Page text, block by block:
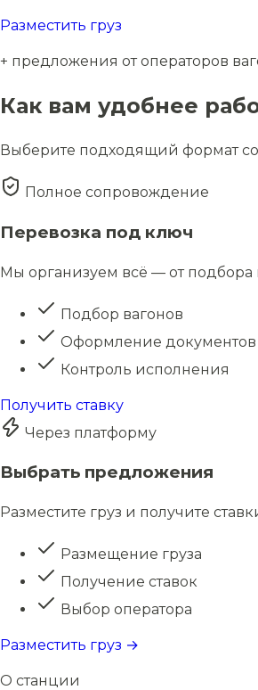
Разместить груз
+ предложения от операторов
Как вам удобнее
Выберите подходящий формат
Полное сопровождение
Перевозка под ключ
Мы организуем всё — от подбора
Подбор вагонов
Оформление документов
Контроль исполнения
Получить ставку
Через платформу
Выбрать предложения
Разместите груз и получите
Размещение груза
Получение ставок
Выбор оператора
Разместить груз →
О станции